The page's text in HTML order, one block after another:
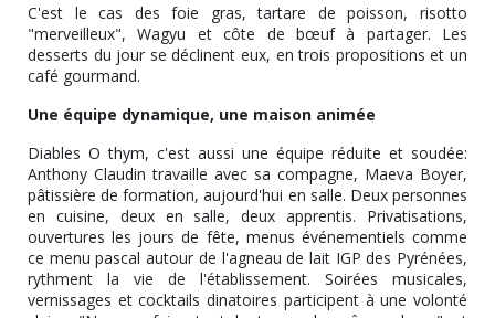
C'est le cas des foie gras, tartare de poisson, risotto
"merveilleux", Wagyu et côte de bœuf à partager. Les
desserts du jour se déclinent eux, en trois propositions et un
café gourmand.
Une équipe dynamique, une maison animée
Diables O thym, c'est aussi une équipe réduite et soudée:
Anthony Claudin travaille avec sa compagne, Maeva Boyer,
pâtissière de formation, aujourd'hui en salle. Deux personnes
en cuisine, deux en salle, deux apprentis. Privatisations,
ouvertures les jours de fête, menus événementiels comme
ce menu pascal autour de l'agneau de lait IGP des Pyrénées,
rythment la vie de l'établissement. Soirées musicales,
vernissages et cocktails dinatoires participent à une volonté